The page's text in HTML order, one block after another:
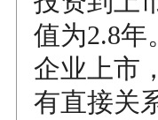
值为2.8年
企业上市
有直接关